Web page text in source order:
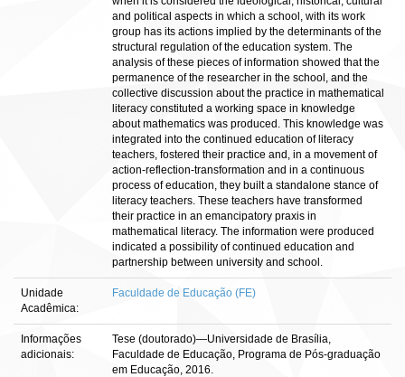
and political aspects in which a school, with its work
group has its actions implied by the determinants of the
structural regulation of the education system. The
analysis of these pieces of information showed that the
permanence of the researcher in the school, and the
collective discussion about the practice in mathematical
literacy constituted a working space in knowledge
about mathematics was produced. This knowledge was
integrated into the continued education of literacy
teachers, fostered their practice and, in a movement of
action-reflection-transformation and in a continuous
process of education, they built a standalone stance of
literacy teachers. These teachers have transformed
their practice in an emancipatory praxis in
mathematical literacy. The information were produced
indicated a possibility of continued education and
partnership between university and school.
Unidade
Acadêmica:
Faculdade de Educação (FE)
Informações
adicionais:
Tese (doutorado)—Universidade de Brasília,
Faculdade de Educação, Programa de Pós-graduação
em Educação, 2016.